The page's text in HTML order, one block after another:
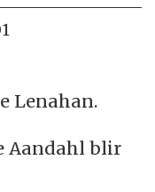
Lenahan.
Aandahl blir